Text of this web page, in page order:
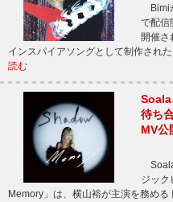
Bimi
で配
開催さ
インスパイアソングとして制作され
読む
Soala
待ち
MV公
ジッ
Memory」は、横山裕が主演を務め